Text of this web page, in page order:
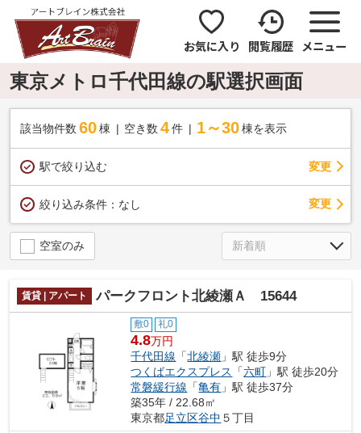
お気に入り 閲覧履歴 メニュー
東京メトロ千代田線の駅選択画面
該当物件数 60棟 空き数 4 件 1～30 棟を表示
駅で絞り込む 変更
絞り込み条件： なし 変更
空室のみ
賃貸 | アパート パークフロント北綾瀬Ａ 15644
敷0 礼0
4.8万円
千代田線 「北綾瀬 」駅 徒歩9分
つくばエクスプレス
「六町 」駅 徒歩20分
常磐緩行線 「亀有 」駅 徒歩37分
築35年 / 22.68㎡
東京都足立区谷中 ５丁目